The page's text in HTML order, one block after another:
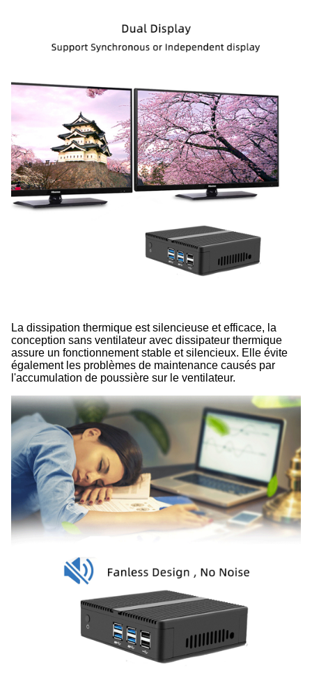
La dissipation thermique est silencieuse et efficace, la
conception sans ventilateur avec dissipateur thermique
assure un fonctionnement stable et silencieux. Elle évite
également les problèmes de maintenance causés par
l'accumulation de poussière sur le ventilateur.